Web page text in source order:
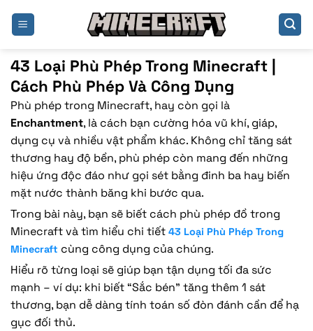
nội
43 Loại Phù Phép Trong Minecraft |
Cách Phù Phép Và Công Dụng
Phù phép trong Minecraft, hay còn gọi là
Enchantment, là cách bạn cường hóa vũ khí, giáp,
dụng cụ và nhiều vật phẩm khác. Không chỉ tăng sát
thương hay độ bền, phù phép còn mang đến những
hiệu ứng độc đáo như gọi sét bằng đinh ba hay biến
mặt nước thành băng khi bước qua.
Trong bài này, bạn sẽ biết cách phù phép đồ trong
Minecraft và tìm hiểu chi tiết 43 Loại Phù Phép Trong
Minecraft cùng công dụng của chúng.
Hiểu rõ từng loại sẽ giúp bạn tận dụng tối đa sức
mạnh – ví dụ: khi biết “Sắc bén” tăng thêm 1 sát
thương, bạn dễ dàng tính toán số đòn đánh cần để hạ
gục đối thủ.